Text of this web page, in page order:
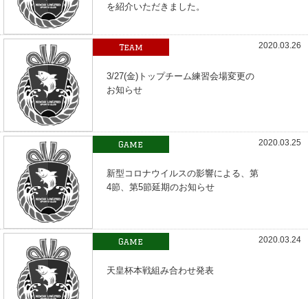
を紹介いただきました。
Team 2020.03.26
3/27(金)トップチーム練習会場変更の
お知らせ
Game 2020.03.25
新型コロナウイルスの影響による、第
4節、第5節延期のお知らせ
Game 2020.03.24
天皇杯本戦組み合わせ発表